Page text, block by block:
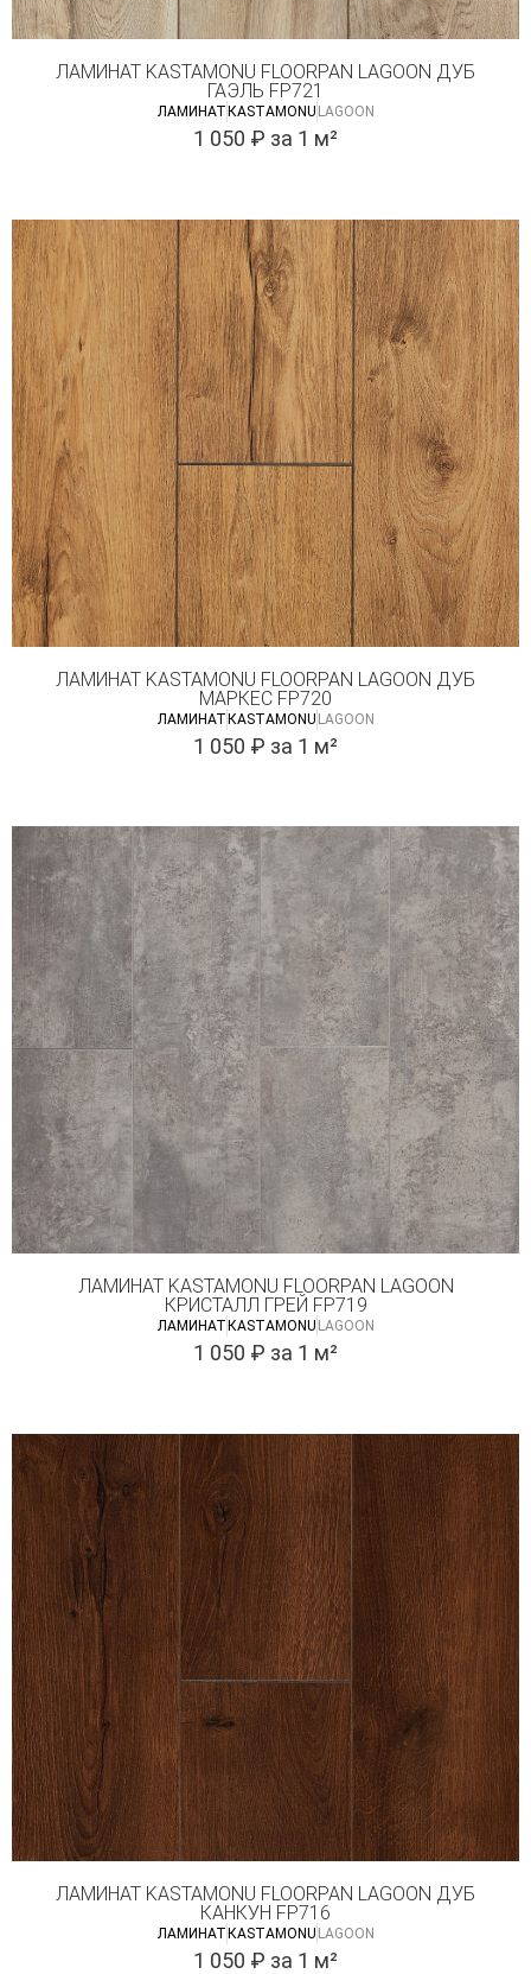
ЛАМИНАТ KASTAMONU FLOORPAN LAGOON ДУБ
ГАЭЛЬ FP721
ЛАМИНАТ КASTAMONU LAGOON
1 050 ₽ за 1 м²
ЛАМИНАТ KASTAMONU FLOORPAN LAGOON ДУБ
МАРКЕС FP720
ЛАМИНАТКASTAMONU LAGOON
1 050 ₽ за 1 м²
ЛАМИНАТ KASTAMONU FLOORPAN LAGOON
КРИСТАЛЛ ГРЕЙ FP719
ЛАМИНАТ КASTAMONU LAGOON
1 050 ₽ за 1 м²
ЛАМИНАТ KASTAMONU FLOORPAN LAGOON ДУБ
КАНКУН FP716
ЛАМИНАТКASTAMONU LAGOON
1 050 ₽ за 1 м²